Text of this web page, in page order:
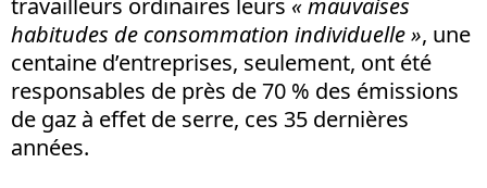
travailleurs ordinaires leurs « mauvaises
habitudes de consommation individuelle », une
centaine d’entreprises, seulement, ont été
responsables de près de 70 % des émissions
de gaz à effet de serre, ces 35 dernières
années.